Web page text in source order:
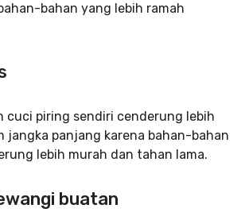
bahan yang lebih ramah
cuci piring sendiri cenderung lebih
jangka panjang karena bahan-bahan
lebih murah dan tahan lama.
buatan